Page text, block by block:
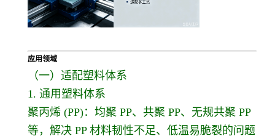
应用领域
（一）适配塑料体系
1. 通用塑料体系
聚丙烯 (PP)：均聚 PP、共聚 PP、无规共聚 PP
等，解决 PP 材料韧性不足、低温易脆裂的问题